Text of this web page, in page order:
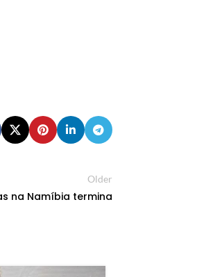
Older
na Namíbia termina